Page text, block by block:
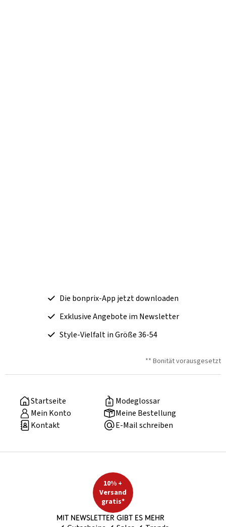
Die bonprix-App jetzt downloaden
Exklusive Angebote im Newsletter
Style-Vielfalt in Größe 36-54
** Bonität vorausgesetzt
Startseite
Modeglossar
Mein Konto
Meine Bestellung
Kontakt
E-Mail schreiben
10% +
Versand
gratis*
Mit Newsletter gibt es mehr